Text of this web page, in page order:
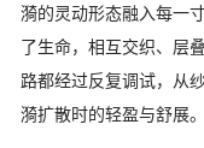
漪的灵动形态融入每一
了生命，相互交织、层
路都经过反复调试，从
漪扩散时的轻盈与舒展。